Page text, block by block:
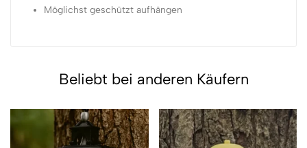
Möglichst geschützt aufhängen
Beliebt bei anderen Käufern